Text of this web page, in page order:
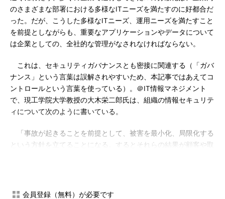
のさまざまな部署における多様なITニーズを満たすのに好都合だ
った。だが、こうした多様なITニーズ、運用ニーズを満たすこと
を前提としながらも、重要なアプリケーションやデータについて
は企業としての、全社的な管理がなされなければならない。
これは、セキュリティガバナンスとも密接に関連する（「ガバ
ナンス」という言葉は誤解されやすいため、本記事ではあえてコ
ントロールという言葉を使っている）。＠IT情報マネジメント
で、現工学院大学教授の大木栄二郎氏は、組織の情報セキュリテ
ィについて次のように書いている。
「事故が起きることを前提として、被害を最小化、局限化する
という方針を立てることになる。するとそれらの結果が顧客や取
ティガバナンスを確立せよ（1） 情報セキュリティはCSRであ
会員登録（無料）が必要です